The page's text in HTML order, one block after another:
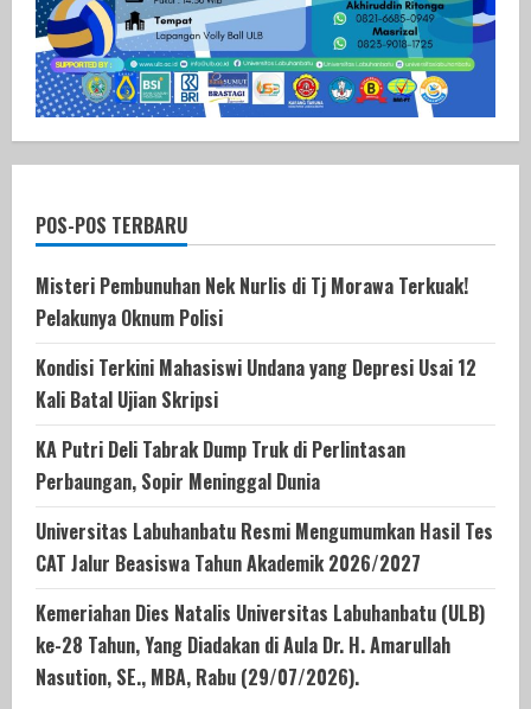
POS-POS TERBARU
Misteri Pembunuhan Nek Nurlis di Tj Morawa Terkuak!
Pelakunya Oknum Polisi
Kondisi Terkini Mahasiswi Undana yang Depresi Usai 12
Kali Batal Ujian Skripsi
KA Putri Deli Tabrak Dump Truk di Perlintasan
Perbaungan, Sopir Meninggal Dunia
Universitas Labuhanbatu Resmi Mengumumkan Hasil Tes
CAT Jalur Beasiswa Tahun Akademik 2026/2027
Kemeriahan Dies Natalis Universitas Labuhanbatu (ULB)
ke-28 Tahun, Yang Diadakan di Aula Dr. H. Amarullah
Nasution, SE., MBA, Rabu (29/07/2026).